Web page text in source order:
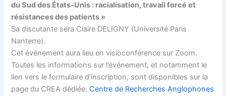
du Sud des États-Unis : racialisation, travail forcé et
résistances des patients »
Sa discutante sera Claire DELIGNY (Université Paris
Nanterre).
Cet événement aura lieu en visioconférence sur Zoom.
Toutes les informations sur l’événement, et notamment le
lien vers le formulaire d’inscription, sont disponibles sur la
page du CREA dédiée:Centre de Recherches Anglophones